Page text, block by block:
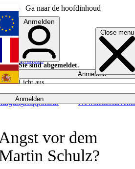
Ga naar de hoofdinhoud
Close menu
Anmelden
Rapporteur NewslettersEvents
English
Français
Anmelden
Sie sind abgemeldet.
Anmelden
Licht aus
vor dem
Schulz?